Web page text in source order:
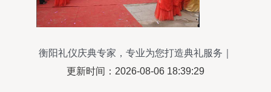
衡阳礼仪庆典专家，专业为您打造典礼服务｜
07348404333
更新时间：2026-08-06 18:39:29